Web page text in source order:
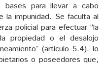
para llevar a cabo
la impunidad. Se faculta al
policial para efectuar “la
propiedad o el desalojo
(artículo 5.4), lo
o poseedores que,